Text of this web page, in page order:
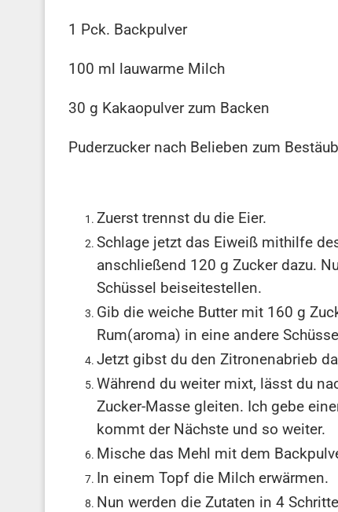
1 Pck. Backpulver
100 ml lauwarme Milch
30 g Kakaopulver zum Backen
Puderzucker nach Belieben zum
Zuerst trennst du die Eier.
Schlage jetzt das Eiweiß mithilfe
anschließend 120 g Zucker dazu.
Schüssel beiseitestellen.
Gib die weiche Butter mit 160 g
Rum(aroma) in eine andere
Jetzt gibst du den Zitronenabrieb
Während du weiter mixt, lässt du
Zucker-Masse gleiten. Ich gebe
kommt der Nächste und so weiter.
Mische das Mehl mit dem
In einem Topf die Milch erwärmen.
Nun werden die Zutaten in 4